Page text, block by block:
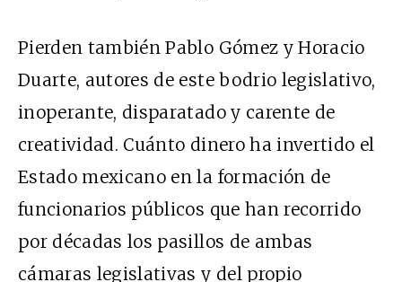
Pierden también Pablo Gómez y Horacio
Duarte, autores de este bodrio legislativo,
inoperante, disparatado y carente de
creatividad. Cuánto dinero ha invertido el
Estado mexicano en la formación de
funcionarios públicos que han recorrido
por décadas los pasillos de ambas
cámaras legislativas y del propio